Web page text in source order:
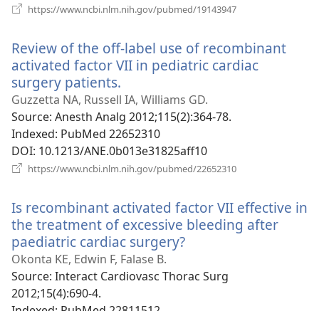
https://www.ncbi.nlm.nih.gov/pubmed/19143947
вікні)
Review of the off-label use of recombinant
activated factor VII in pediatric cardiac
surgery patients.
у
новому
вікні)
Guzzetta NA, Russell IA, Williams GD.
Source‎: Anesth Analg 2012;115(2):364-78.
Indexed‎: PubMed 22652310
DOI‎: 10.1213/ANE.0b013e31825aff10
https://www.ncbi.nlm.nih.gov/pubmed/22652310
вікні)
Is recombinant activated factor VII effective in
the treatment of excessive bleeding after
paediatric cardiac surgery?
новому
Okonta KE, Edwin F, Falase B.
Source‎: Interact Cardiovasc Thorac Surg
2012;15(4):690-4.